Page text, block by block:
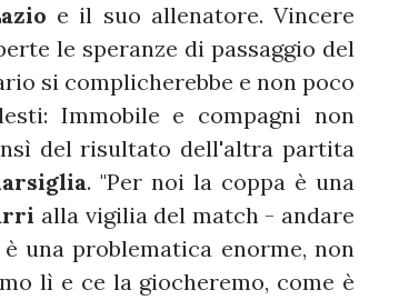
e il suo allenatore. Vincere
le speranze di passaggio del
si complicherebbe e non poco
Immobile e compagni non
del risultato dell'altra partita
. "Per noi la coppa è una
alla vigilia del match - andare
una problematica enorme, non
lì e ce la giocheremo, come è